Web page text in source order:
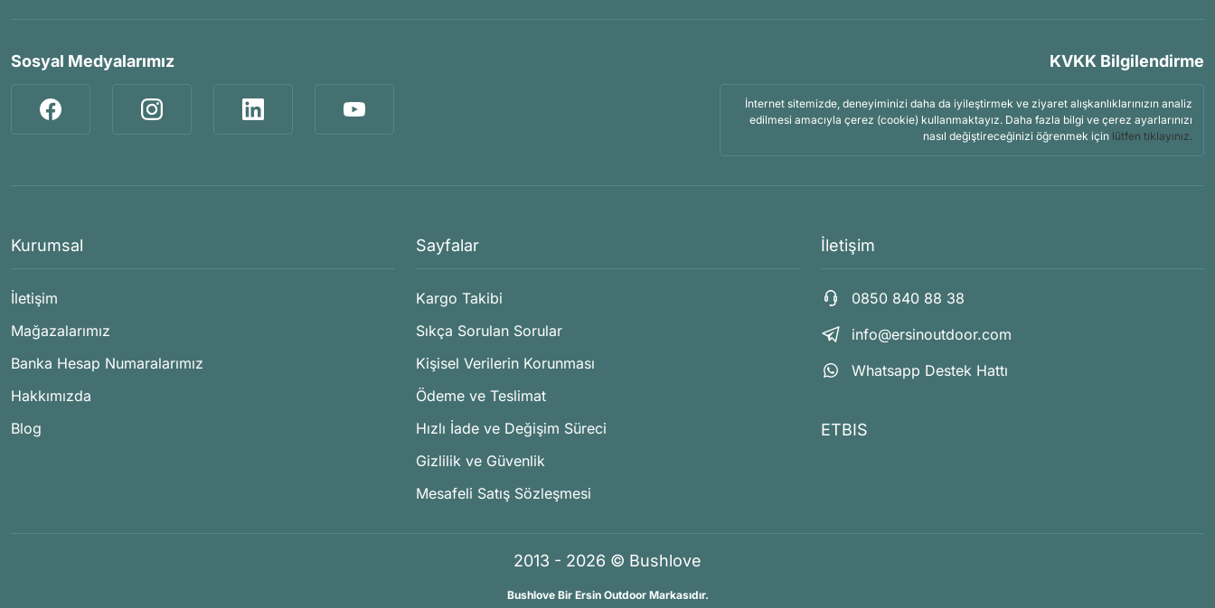
Sosyal Medyalarımız KVKK Bilgilendirme
İnternet sitemizde, deneyiminizi daha da iyileştirmek ve ziyaret alışkanlıklarınızın analiz
edilmesi amacıyla çerez (cookie) kullanmaktayız. Daha fazla bilgi ve çerez ayarlarınızı
nasıl değiştireceğinizi öğrenmek için lütfen tıklayınız.
Kurumsal
İletişim
Mağazalarımız
Banka Hesap Numaralarımız
Hakkımızda
Blog
Sayfalar
Kargo Takibi
Sıkça Sorulan Sorular
Kişisel Verilerin Korunması
Ödeme ve Teslimat
Hızlı İade ve Değişim Süreci
Gizlilik ve Güvenlik
Mesafeli Satış Sözleşmesi
İletişim
0850 840 88 38
info@ersinoutdoor.com
Whatsapp Destek Hattı
ETBIS
2013 - 2026 © Bushlove
Bushlove Bir Ersin Outdoor Markasıdır.